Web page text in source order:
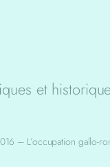
et
– L’occupation gallo-